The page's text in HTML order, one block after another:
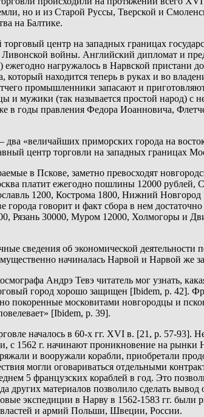
но и из Старой Руссы, Тверской и
на Балтике.
центр на западных границах
войны. Английский дипломат и
нагружалось в Нарвской пристани
находится теперь в руках и во
промышленники запасают и приготовляют
и мужики (так называется простой
в годы правления Федора Иоанновича,
«величайших приморских города на
центр торговли на западных границах
в Пскове, заметно превосходят
платит ежегодно пошлины 12000
1200, Кострома 1800, Нижний Новгород
города говорит и факт сбора в нем
Рязань 30000, Муром 12000, Холмогоры и
сведения об экономической деятельности
начиналась Нарвой и Нарвой же
Андрэ Тевэ читатель мог узнать,
город хорошо защищен [Ibidem, p. 42].
покоренные московитами новгородцы и
[Ibidem, p. 39].
началось в 60-х гг. XVI в. [21, p. 57-
с 1562 г. начинают проникновение на
и вооружали корабли, приобретали
могли оговариваться отдельными
5 французских кораблей в год. Это
материалов позволило сделать вывод
экспедиции в Нарву в 1562-1583 гг.
властей и армий Польши, Швеции, России.